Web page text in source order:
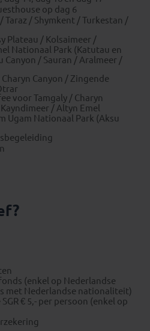
op dag 6
Taraz / Shymkent / Turkestan /
Plateau / Kolsaimeer /
Nationaal Park (Katutau en
Canyon / Sauran / Aralmeer /
Canyon / Zingende
voor Tamgaly / Charyn
/ Altyn Emel
Ugam Nationaal Park (Aksu
(enkel op Nederlandse
met Nederlandse nationaliteit)
€ 5,- per persoon (enkel op